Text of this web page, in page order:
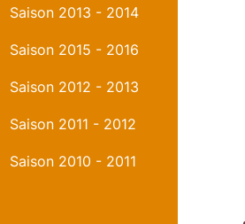
Saison 2013 - 2014
Saison 2015 - 2016
Saison 2012 - 2013
Saison 2011 - 2012
Saison 2010 - 2011